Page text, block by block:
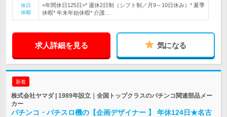
休日
休暇
<年間休日125日>* 週休2日制（シフト制／月9～10日休み）* 夏季
休暇* 年末年始休暇* 介護…
求人詳細を見る 気になる
新着
株式会社ヤマダ | 1989年設立｜全国トップクラスのパチンコ関連部品メー
カー
パチンコ・パチスロ機の【企画デザイナー 】 年休124日★名古